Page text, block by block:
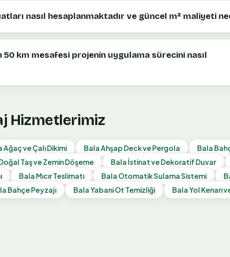
nasıl hesaplanmaktadır ve güncel m² maliyeti
50 km mesafesi projenin uygulama sürecini nasıl
Hizmetlerimiz
Ağaç ve Çalı Dikimi Bala Ahşap Deck ve Pergola Bala
Taş ve Zemin Döşeme Bala İstinat ve Dekoratif Duvar
Bala Mıcır Teslimatı Bala Otomatik Sulama Sistemi
Bahçe Peyzajı BalaYabani Ot Temizliği BalaYol Kenarı